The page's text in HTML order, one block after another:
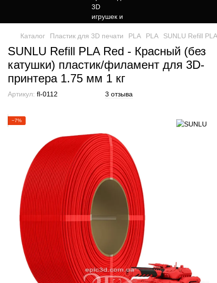
Каталог Пластик для 3D печати PLA PLA SUNLU Refill
SUNLU Refill PLA Red - Красный (без
катушки) пластик/филамент для 3D-
принтера 1.75 мм 1 кг
Артикул: fl-0112 3 отзыва
−7%